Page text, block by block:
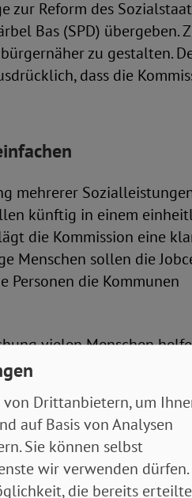
zur Reform des
Bas (SPD) übergeben.
zu gestalten.
dass die
mehrerer
künftig in einem
die Kommission eine
Menschen sollen die
die Kommunen
vielen Menschen
wieder, dass Betroffene ihre
Leistungen deshalb gar
Drittanbietern, um
auf Basis von Analysen
Sie können selbst
wir verwenden dürfen.
die bereits erteilte